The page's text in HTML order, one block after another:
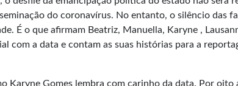
do coronavírus. No entanto, o silêncio das
É o que afirmam Beatriz, Manuella, Karyne ,
com a data e contam as suas histórias para a
Karyne Gomes lembra com carinho da data. Por oito